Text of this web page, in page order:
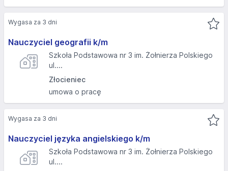
Nauczyciel geografii k/m
Szkoła Podstawowa nr 3 im. Żołnierza Polskiego
ul....
Złocieniec
umowa o pracę
Wygasa za 3 dni
Nauczyciel języka angielskiego k/m
Szkoła Podstawowa nr 3 im. Żołnierza Polskiego
ul....
Wygasa za 3 dni